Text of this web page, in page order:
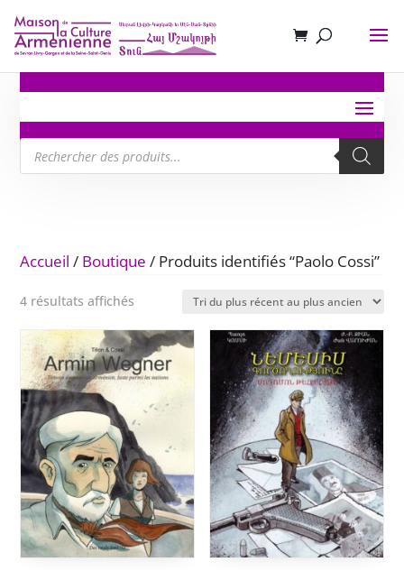
Recherche
de
produits
Accueil / Boutique / Produits identifiés “Paolo Cossi”
4 résultats affichés
plus
récent
plus
ancien